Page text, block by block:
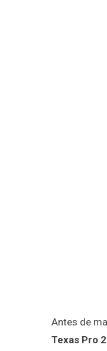
Antes de
Texas Pro